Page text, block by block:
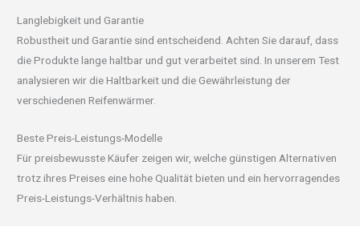
Langlebigkeit und Garantie
Robustheit und Garantie sind entscheidend. Achten Sie darauf, dass
die Produkte lange haltbar und gut verarbeitet sind. In unserem Test
analysieren wir die Haltbarkeit und die Gewährleistung der
verschiedenen Reifenwärmer.
Beste Preis-Leistungs-Modelle
Für preisbewusste Käufer zeigen wir, welche günstigen Alternativen
trotz ihres Preises eine hohe Qualität bieten und ein hervorragendes
Preis-Leistungs-Verhältnis haben.